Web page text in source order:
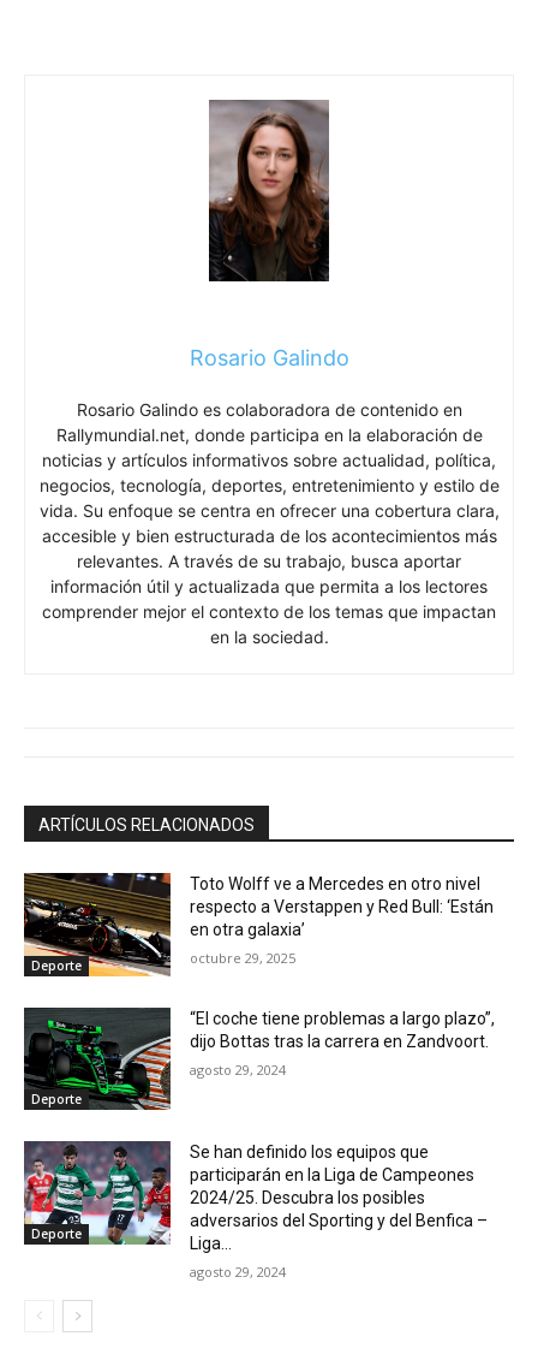
Rosario Galindo
Rosario Galindo es colaboradora de contenido en
Rallymundial.net, donde participa en la elaboración de
noticias y artículos informativos sobre actualidad, política,
negocios, tecnología, deportes, entretenimiento y estilo de
vida. Su enfoque se centra en ofrecer una cobertura clara,
accesible y bien estructurada de los acontecimientos más
relevantes. A través de su trabajo, busca aportar
información útil y actualizada que permita a los lectores
comprender mejor el contexto de los temas que impactan
en la sociedad.
ARTÍCULOS RELACIONADOS
Deporte
Toto Wolff ve a Mercedes en otro nivel
respecto a Verstappen y Red Bull: ‘Están
en otra galaxia’
octubre 29, 2025
Deporte
“El coche tiene problemas a largo plazo”,
dijo Bottas tras la carrera en Zandvoort.
agosto 29, 2024
Deporte
Se han definido los equipos que
participarán en la Liga de Campeones
2024/25. Descubra los posibles
adversarios del Sporting y del Benfica –
Liga...
agosto 29, 2024